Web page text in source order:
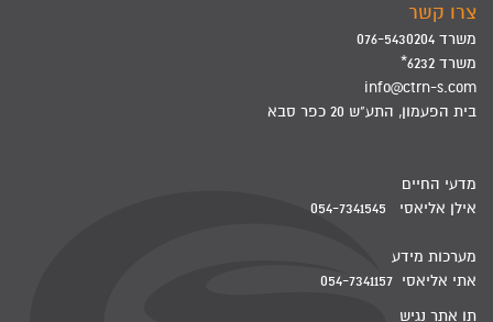
צרו קשר
משרד 076-5430204
משרד 6232*
info@ctrn-s.com
בית הפעמון, התע"ש 20 כפר סבא
מדעי החיים
אילן אליאסי 054-7341545
מערכות מידע
אתי אליאסי 054-7341157
תו אתר נגיש